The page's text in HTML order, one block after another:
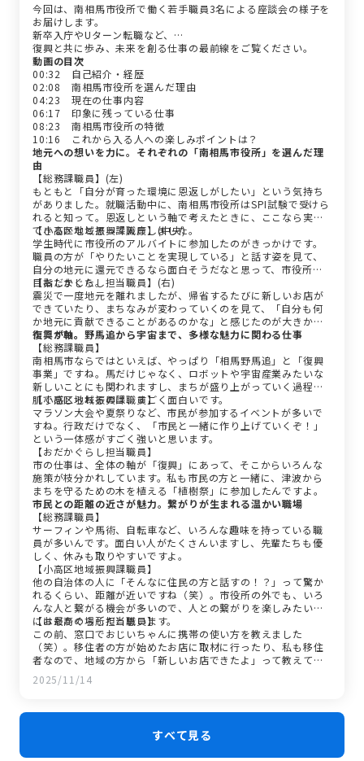
今回は、南相馬市役所で働く若手職員3名による座談会の様子を
お届けします。
新卒入庁やUターン転職など、…
復興と共に歩み、未来を創る仕事の最前線をご覧ください。
動画の目次
00:32 自己紹介・経歴
02:08 南相馬市役所を選んだ理由
04:23 現在の仕事内容
06:17 印象に残っている仕事
08:23 南相馬市役所の特徴
10:16 これから入る人への楽しみポイントは？
地元への想いを力に。それぞれの「南相馬市役所」を選んだ理
由
【総務課職員】(左)
もともと「自分が育った環境に恩返しがしたい」という気持ち
がありました。就職活動中に、南相馬市役所はSPI試験で受けら
れると知って。恩返しという軸で考えたときに、ここなら実現
できるかなと思って入庁しました。
【小高区地域振興課職員】(中央)
学生時代に市役所のアルバイトに参加したのがきっかけです。
職員の方が「やりたいことを実現している」と話す姿を見て、
自分の地元に還元できるなら面白そうだなと思って、市役所を
目指しました。
【おだかぐらし担当職員】(右)
震災で一度地元を離れましたが、帰省するたびに新しいお店が
できていたり、まちなみが変わっていくのを見て、「自分も何
か地元に貢献できることがあるのかな」と感じたのが大きかっ
たですね。
復興が軸。野馬追から宇宙まで、多様な魅力に関わる仕事
【総務課職員】
南相馬市ならではといえば、やっぱり「相馬野馬追」と「復興
事業」ですね。馬だけじゃなく、ロボットや宇宙産業みたいな
新しいことにも関われますし、まちが盛り上がっていく過程を
肌で感じられるのは、すごく面白いです。
【小高区地域振興課職員】
マラソン大会や夏祭りなど、市民が参加するイベントが多いで
すね。行政だけでなく、「市民と一緒に作り上げていくぞ！」
という一体感がすごく強いと思います。
【おだかぐらし担当職員】
市の仕事は、全体の軸が「復興」にあって、そこからいろんな
施策が枝分かれしています。私も市民の方と一緒に、津波から
まちを守るための木を植える「植樹祭」に参加したんですよ。
市民との距離の近さが魅力。繋がりが生まれる温かい職場
【総務課職員】
サーフィンや馬術、自転車など、いろんな趣味を持っている職
員が多いんです。面白い人がたくさんいますし、先輩たちも優
しく、休みも取りやすいですよ。
【小高区地域振興課職員】
他の自治体の人に「そんなに住民の方と話すの！？」って驚か
れるくらい、距離が近いですね（笑）。市役所の外でも、いろ
んな人と繋がる機会が多いので、人との繋がりを楽しみたい人
には最高の場所だと思います。
【おだかぐらし担当職員】
この前、窓口でおじいちゃんに携帯の使い方を教えました
（笑）。移住者の方が始めたお店に取材に行ったり、私も移住
者なので、地域の方から「新しいお店できたよ」って教えても
らって一緒に出かけたり。そんな温かい繋がりがたくさんあり
ます。
2025/11/14
すべて見る